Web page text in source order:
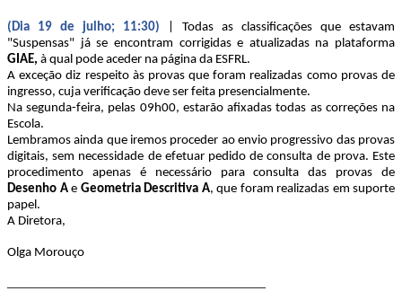
(Dia 19 de julho; 11:30)
| Todas as classificações que estavam
"Suspensas" já se encontram corrigidas e atualizadas na plataforma
GIAE, à qual pode aceder na página da ESFRL.
A exceção diz respeito às provas que foram realizadas como provas de
ingresso, cuja verificação deve ser feita presencialmente.
Na segunda-feira, pelas 09h00, estarão afixadas todas as correções na
Escola.
Lembramos ainda que iremos proceder ao envio progressivo das provas
digitais, sem necessidade de efetuar pedido de consulta de prova. Este
procedimento apenas é necessário para consulta das provas de
Desenho Ae Geometria Descritiva A, que foram realizadas em suporte
papel.
A Diretora,
Olga Morouço